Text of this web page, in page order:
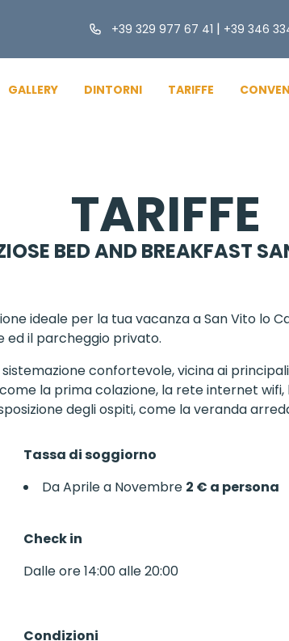
+39 329 977 67 41 | +39 346
GALLERY DINTORNI TARIFFE
TARIFFE
BED AND BREAKFAST
ideale per la tua vacanza a San Vito lo
il parcheggio privato.
confortevole, vicina ai
la prima colazione, la rete internet
degli ospiti, come la veranda
Tassa di soggiorno
Da Aprile a Novembre 2 € a persona
Check in
Dalle ore 14:00 alle 20:00
Condizioni